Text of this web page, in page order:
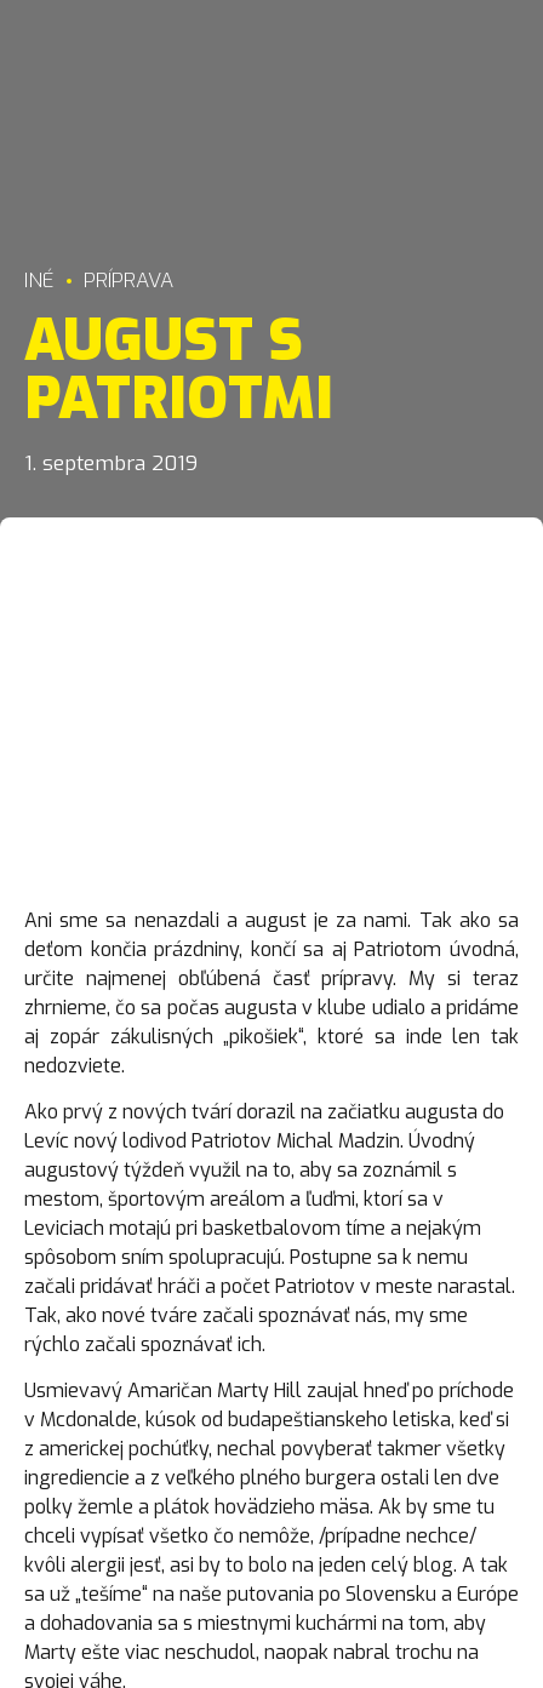
INÉ PRÍPRAVA
AUGUST S
PATRIOTMI
1. septembra 2019
Ani sme sa nenazdali a august je za nami. Tak ako sa
deťom končia prázdniny, končí sa aj Patriotom úvodná,
určite najmenej obľúbená časť prípravy. My si teraz
zhrnieme, čo sa počas augusta v klube udialo a pridáme
aj zopár zákulisných „pikošiek“, ktoré sa inde len tak
nedozviete.
Ako prvý z nových tvárí dorazil na začiatku augusta do
Levíc nový lodivod Patriotov Michal Madzin. Úvodný
augustový týždeň využil na to, aby sa zoznámil s
mestom, športovým areálom a ľuďmi, ktorí sa v
Leviciach motajú pri basketbalovom tíme a nejakým
spôsobom sním spolupracujú. Postupne sa k nemu
začali pridávať hráči a počet Patriotov v meste narastal.
Tak, ako nové tváre začali spoznávať nás, my sme
rýchlo začali spoznávať ich.
Usmievavý Amaričan Marty Hill zaujal hneď po príchode
v Mcdonalde, kúsok od budapeštianskeho letiska, keď si
z americkej pochúťky, nechal povyberať takmer všetky
ingrediencie a z veľkého plného burgera ostali len dve
polky žemle a plátok hovädzieho mäsa. Ak by sme tu
chceli vypísať všetko čo nemôže, /prípadne nechce/
kvôli alergii jesť, asi by to bolo na jeden celý blog. A tak
sa už „tešíme“ na naše putovania po Slovensku a Európe
a dohadovania sa s miestnymi kuchármi na tom, aby
Marty ešte viac neschudol, naopak nabral trochu na
svojej váhe.